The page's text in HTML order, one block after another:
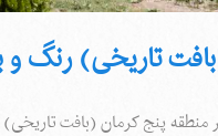
تاریخی) رنگ
منطقه پنج کرمان (بافت